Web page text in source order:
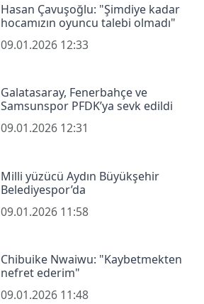
Hasan Çavuşoğlu: "Şimdiye kadar
hocamızın oyuncu talebi olmadı"
09.01.2026 12:33
Galatasaray, Fenerbahçe ve
Samsunspor PFDK’ya sevk edildi
09.01.2026 12:31
Milli yüzücü Aydın Büyükşehir
Belediyespor’da
09.01.2026 11:58
Chibuike Nwaiwu: "Kaybetmekten
nefret ederim"
09.01.2026 11:48